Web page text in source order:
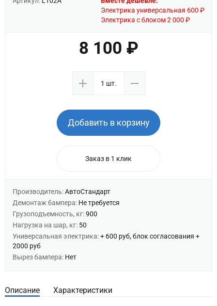
Электрика универсальная 600 ₽
Электрика с блоком 2 000 ₽
8 100 ₽
Добавить в корзину
Заказ в 1 клик
Производитель:АвтоСтандарт
Демонтаж бампера: Не требуется
Грузоподъемность, кг:900
Нагрузка на шар, кг: 50
Универсальная электрика:+ 600 руб, блок согласования +
2000 руб
Вырез бампера: Нет
Описание Характеристики